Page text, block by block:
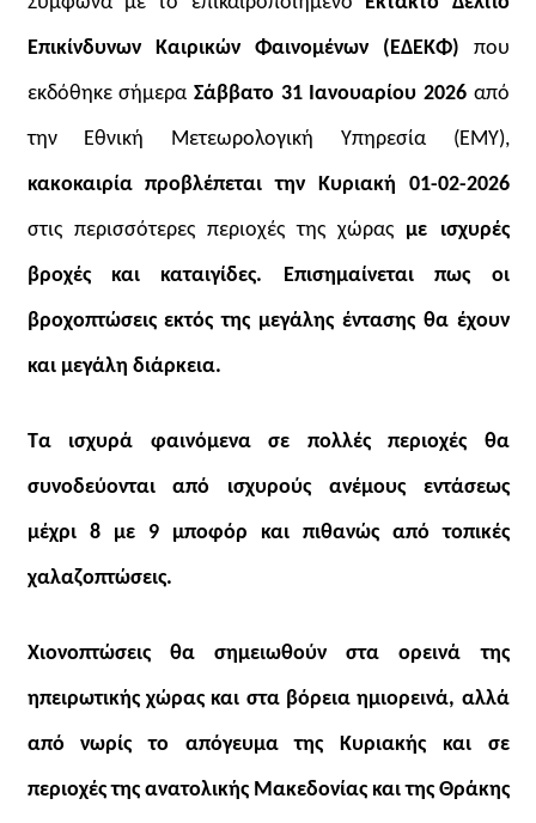
Επικίνδυνων Καιρικών Φαινομένων (ΕΔΕΚΦ) που
εκδόθηκε σήμερα Σάββατο 31 Ιανουαρίου 2026 από
την Εθνική Μετεωρολογική Υπηρεσία (ΕΜΥ),
κακοκαιρία προβλέπεται την Κυριακή 01-02-2026
στις περισσότερες περιοχές της χώρας με ισχυρές
βροχές και καταιγίδες. Επισημαίνεται πως οι
βροχοπτώσεις εκτός της μεγάλης έντασης θα έχουν
και μεγάλη διάρκεια.
Τα ισχυρά φαινόμενα σε πολλές περιοχές θα
συνοδεύονται από ισχυρούς ανέμους εντάσεως
μέχρι 8 με 9 μποφόρ και πιθανώς από τοπικές
χαλαζοπτώσεις.
Χιονοπτώσεις θα σημειωθούν στα ορεινά της
ηπειρωτικής χώρας και στα βόρεια ημιορεινά, αλλά
από νωρίς το απόγευμα της Κυριακής και σε
περιοχές της ανατολικής Μακεδονίας και της Θράκης